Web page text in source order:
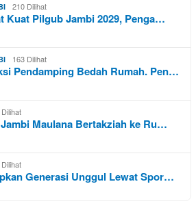
210 Dilihat
Kuat Pilgub Jambi 2029, Penga…
163 Dilihat
Pendamping Bedah Rumah. Pen…
Maulana Bertakziah ke Ru…
Generasi Unggul Lewat Spor…